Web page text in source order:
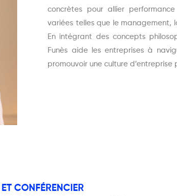
concrètes pour allier
variées telles que le management,
En intégrant des concepts
Funès aide les entreprises à
promouvoir une culture
CONFÉRENCIER